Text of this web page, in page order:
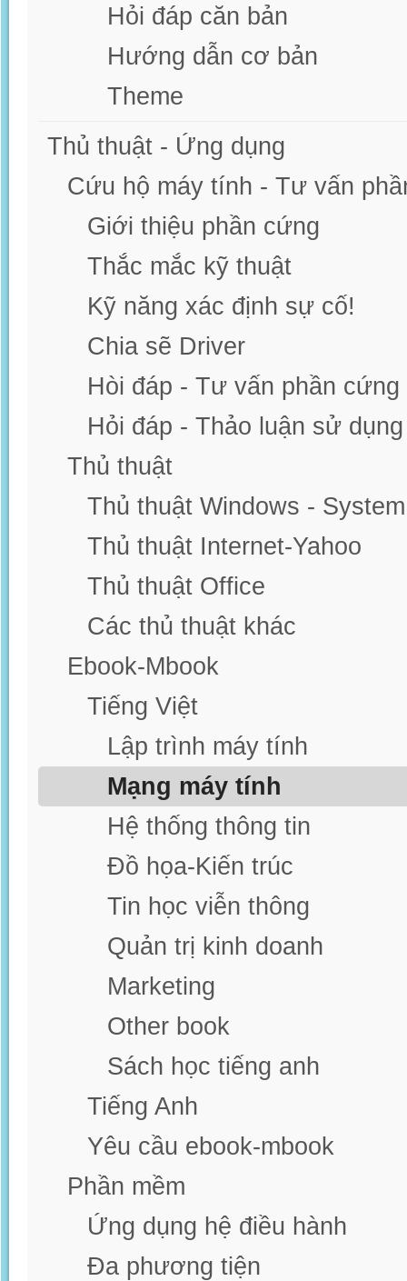
Hỏi đáp căn bản
Hướng dẫn cơ bản
Theme
Thủ thuật - Ứng dụng
Cứu hộ máy tính - Tư vấn
Giới thiệu phần cứng
Thắc mắc kỹ thuật
Kỹ năng xác định sự cố!
Chia sẽ Driver
Hòi đáp - Tư vấn phần cứng
Hỏi đáp - Thảo luận sử
Thủ thuật
Thủ thuật Windows - System
Thủ thuật Internet-Yahoo
Thủ thuật Office
Các thủ thuật khác
Ebook-Mbook
Tiếng Việt
Lập trình máy tính
Mạng máy tính
Hệ thống thông tin
Đồ họa-Kiến trúc
Tin học viễn thông
Quản trị kinh doanh
Marketing
Other book
Sách học tiếng anh
Tiếng Anh
Yêu cầu ebook-mbook
Phần mềm
Ứng dụng hệ điều hành
Đa phương tiện